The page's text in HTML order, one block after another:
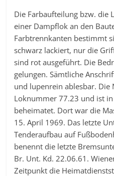
Die Farbaufteilung bzw. die
einer Dampflok an den
Farbtrennkanten bestimmt
schwarz lackiert, nur die
sind rot ausgeführt. Die
gelungen. Sämtliche
und lupenrein ablesbar. Die
Loknummer 77.23 und ist
beheimatet. Dort war die
15. April 1969. Das letzte
Tenderaufbau auf
benennt die letzte
Br. Unt. Kd. 22.06.61.
Zeitpunkt die